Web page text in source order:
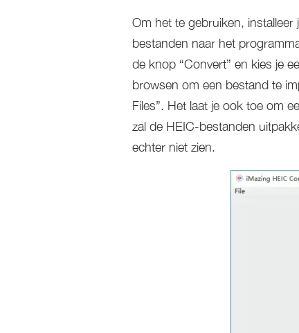
Om het te gebruiken,
bestanden naar het
de knop “Convert” en kies je
browsen om een bestand te
Files”. Het laat je ook toe om
zal de HEIC-bestanden
echter niet zien.